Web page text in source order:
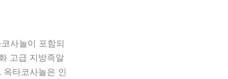
사놀이 포함되
고급 지방족알
타코사놀은 인